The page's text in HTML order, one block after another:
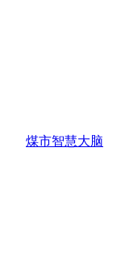
煤市智慧大脑